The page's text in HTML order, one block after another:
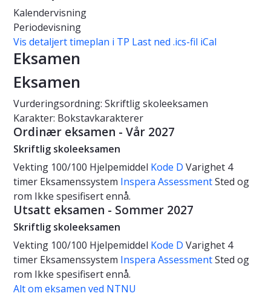
Kalendervisning
Periodevisning
Vis detaljert timeplan i TP Last ned .ics-fil iCal
Eksamen
Eksamen
Vurderingsordning: Skriftlig skoleeksamen
Karakter: Bokstavkarakterer
Ordinær eksamen - Vår 2027
Skriftlig skoleeksamen
Vekting 100/100 Hjelpemiddel Kode D Varighet 4
timer Eksamenssystem Inspera AssessmentSted og
rom Ikke spesifisert ennå.
Utsatt eksamen - Sommer 2027
Skriftlig skoleeksamen
Vekting 100/100 Hjelpemiddel Kode D Varighet 4
timer Eksamenssystem Inspera AssessmentSted og
rom Ikke spesifisert ennå.
Alt om eksamen ved NTNU